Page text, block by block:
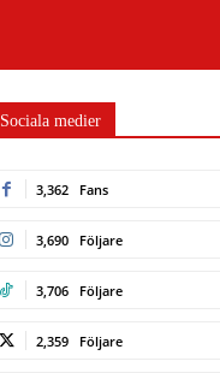
Sociala medier
3,362 Fans
3,690 Följare
3,706 Följare
2,359 Följare